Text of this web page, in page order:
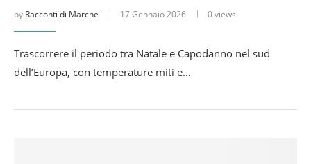
by Racconti di Marche 17 Gennaio 2026 0 views
Trascorrere il periodo tra Natale e Capodanno nel sud
dell’Europa, con temperature miti e…